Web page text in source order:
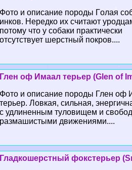
Фото и описание породы Гoлая
инков. Нередко их считают
потому что у собаки пpaктически
отсутствует шерстный покров....
Глен оф Имаал терьер (Glen of
Фото и описание породы Глен оф
терьер. Ловкая, сильная,
с удлиненным туловищем и
размашистыми движениями....
Гладкошерстный фокстерьер